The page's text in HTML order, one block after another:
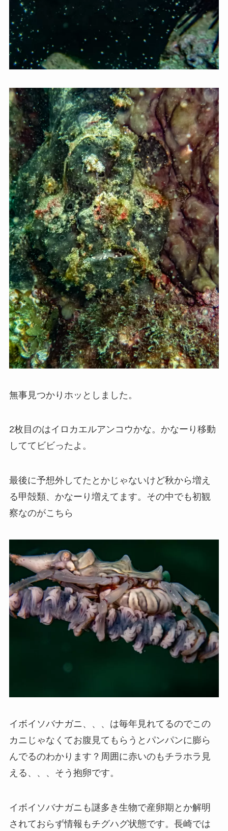
無事見つかりホッとしました。
2枚目のはイロカエルアンコウかな。かなーり移動
しててビビったよ。
最後に予想外してたとかじゃないけど秋から増え
る甲殻類、かなーり増えてます。その中でも初観
察なのがこちら
イボイソバナガニ、、、は毎年見れてるのでこの
カニじゃなくてお腹見てもらうとパンパンに膨ら
んでるのわかります？周囲に赤いのもチラホラ見
える、、、そう抱卵です。
イボイソバナガニも謎多き生物で産卵期とか解明
されておらず情報もチグハグ状態です。長崎では